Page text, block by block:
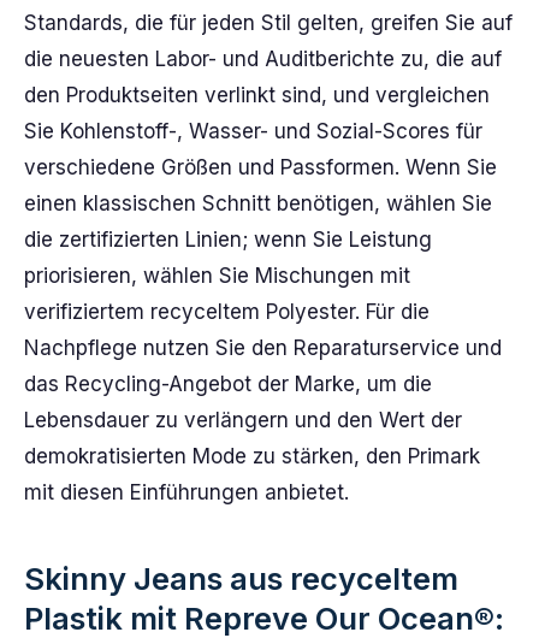
Standards, die für jeden Stil gelten, greifen Sie auf
die neuesten Labor- und Auditberichte zu, die auf
den Produktseiten verlinkt sind, und vergleichen
Sie Kohlenstoff-, Wasser- und Sozial-Scores für
verschiedene Größen und Passformen. Wenn Sie
einen klassischen Schnitt benötigen, wählen Sie
die zertifizierten Linien; wenn Sie Leistung
priorisieren, wählen Sie Mischungen mit
verifiziertem recyceltem Polyester. Für die
Nachpflege nutzen Sie den Reparaturservice und
das Recycling-Angebot der Marke, um die
Lebensdauer zu verlängern und den Wert der
demokratisierten Mode zu stärken, den Primark
mit diesen Einführungen anbietet.
Skinny Jeans aus recyceltem
Plastik mit Repreve Our Ocean®: